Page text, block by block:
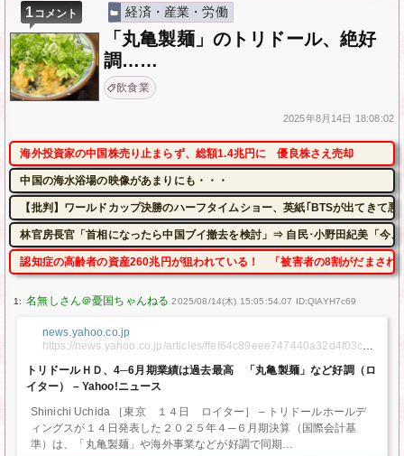
1コメント 経済・産業・労働
「丸亀製麺」のトリドール、絶好
調……
飲食業
2025年8月14日 18:08:02
海外投資家の中国株売り止まらず、総額1.4兆円に 優良株さえ売却
中国の海水浴場の映像があまりにも・・・
【批判】ワールドカップ決勝のハーフタイムショー、英紙｢BTSが出てきて悪
林官房長官「首相になったら中国ブイ撤去を検討」⇒ 自民･小野田紀美「今
認知症の高齢者の資産260兆円が狙われている！ 「被害者の8割がだまされ
1: 2025/08/14(木) 15:05:54.07 ID:QlAYH7c69
news.yahoo.co.jp
https://news.yahoo.co.jp/articles/ffef64c89eee747440a32d4f03c94
トリドールＨＤ、4─6月期業績は過去最高 「丸亀製麺」など好調（ロ
イター） – Yahoo!ニュース
Shinichi Uchida ［東京 １４日 ロイター］ – トリドールホールデ
ィングスが１４日発表した２０２５年４─６月期決算（国際会計基
準）は、「丸亀製麺」や海外事業などが好調で同期